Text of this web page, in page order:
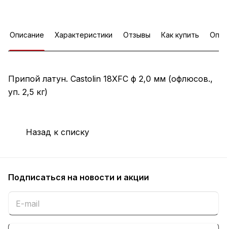
Описание Характеристики Отзывы Как купить
Припой латун. Castolin 18XFC ф 2,0 мм (офлюсов.,
уп. 2,5 кг)
Назад к списку
Подписаться на новости и акции